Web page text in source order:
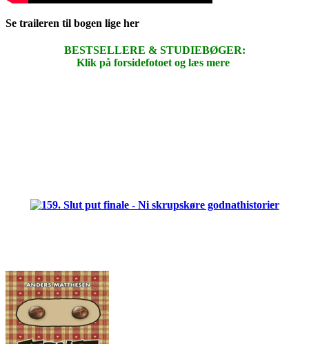
Se traileren til bogen lige her
BESTSELLERE & STUDIEBØGER:
Klik på forsidefotoet og læs mere